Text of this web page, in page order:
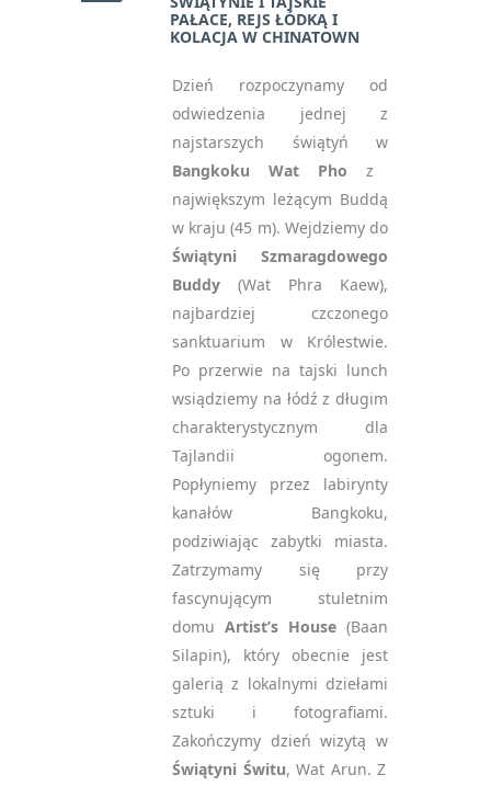
PAŁACE, REJS ŁÓDKĄ I
KOLACJA W CHINATOWN
Dzień rozpoczynamy od
odwiedzenia jednej z
najstarszych świątyń w
Bangkoku Wat Pho z
największym leżącym Buddą
w kraju (45 m). Wejdziemy do
Świątyni Szmaragdowego
Buddy (Wat Phra Kaew),
najbardziej czczonego
sanktuarium w Królestwie.
Po przerwie na tajski lunch
wsiądziemy na łódź z długim
charakterystycznym dla
Tajlandii ogonem.
Popłyniemy przez labirynty
kanałów Bangkoku,
podziwiając zabytki miasta.
Zatrzymamy się przy
fascynującym stuletnim
domu Artist’s House (Baan
Silapin), który obecnie jest
galerią z lokalnymi dziełami
sztuki i fotografiami.
Zakończymy dzień wizytą w
Świątyni Świtu, Wat Arun. Z